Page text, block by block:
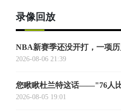
录像回放
NBA新赛季还没开打，一项
诞生——英国篮球俱乐部伦敦
2026-08-06 21:39
您瞅瞅杜兰特这话——"76人
觉得他是谦虚或者脑子进水了
2026-08-05 19:01